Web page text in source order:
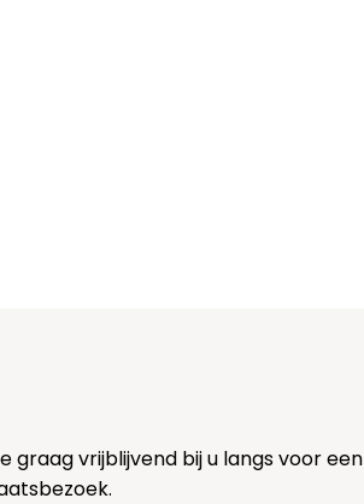
graag vrijblijvend bij u langs voor een